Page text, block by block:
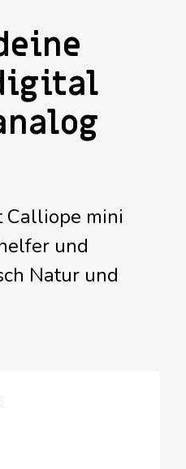
Calliope mini
und
Natur und